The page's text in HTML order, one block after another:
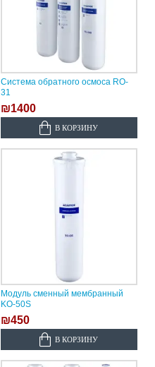
Система обратного осмоса RO-
31
₪1400
В КОРЗИНУ
Модуль сменный мембранный
KО-50S
₪450
В КОРЗИНУ